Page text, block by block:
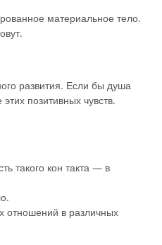
материальное тело.
развития. Если бы душа
позитивных чувств.
такого кон такта — в
отношений в различных